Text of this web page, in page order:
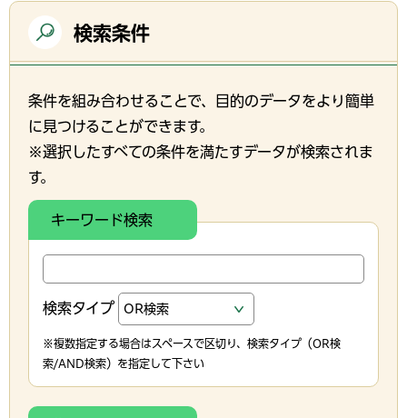
検索条件
条件を組み合わせることで、目的のデータをより簡単
に見つけることができます。
※選択したすべての条件を満たすデータが検索されま
す。
キーワード検索
検索タイプ
※複数指定する場合はスペースで区切り、検索タイプ（OR検
索/AND検索）を指定して下さい